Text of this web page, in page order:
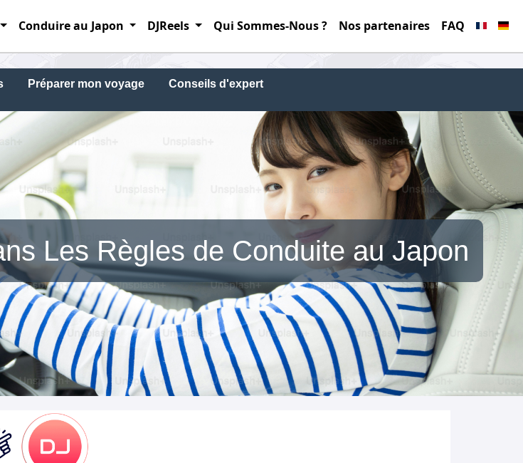
Conduire au Japon DJReels Qui Sommes-Nous ? Nos partenaires FAQ
Préparer mon voyage Conseils d'expert
Les Règles de Conduite au Japon